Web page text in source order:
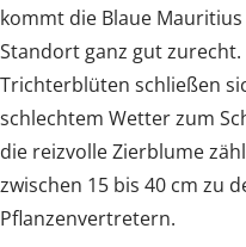
kommt die Blaue
Standort ganz gut
Trichterblüten schließen
schlechtem Wetter zum
die reizvolle Zierblume
zwischen 15 bis 40 cm zu
Pflanzenvertretern.